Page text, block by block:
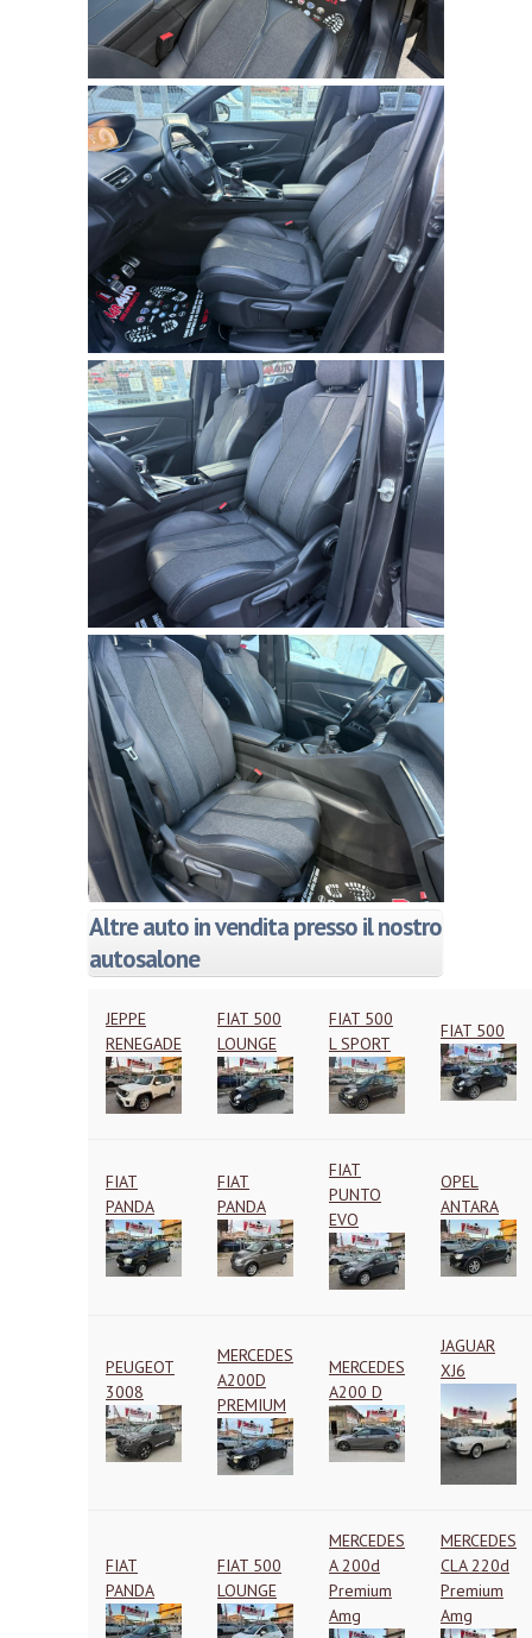
Altre auto in vendita presso il nostro
autosalone
JEPPE
RENEGADE
FIAT 500
LOUNGE
FIAT 500
L SPORT
FIAT 500
FIAT
PANDA
FIAT
PANDA
FIAT
PUNTO
EVO
OPEL
ANTARA
PEUGEOT
3008
MERCEDES
A200D
PREMIUM
MERCEDES
A200 D
JAGUAR
XJ6
FIAT
PANDA
FIAT 500
LOUNGE
MERCEDES
A 200d
Premium
Amg
MERCEDES
CLA 220d
Premium
Amg